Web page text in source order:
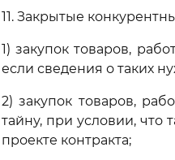
11. Закрытые
1) закупок товаров,
если сведения о таких
2) закупок товаров,
тайну, при условии, что
проекте контракта;